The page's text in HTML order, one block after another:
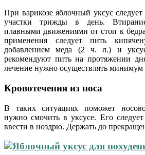
При варикозе яблочный уксус
участки трижды в день.
плавными движениями от стоп к
применения следует пить
добавлением меда (2 ч. л.) и
рекомендуют пить на протяжении
лечение нужно осуществлять минимум
Кровотечения из носа
В таких ситуациях поможет
нужно смочить в уксусе. Его
ввести в ноздрю. Держать до